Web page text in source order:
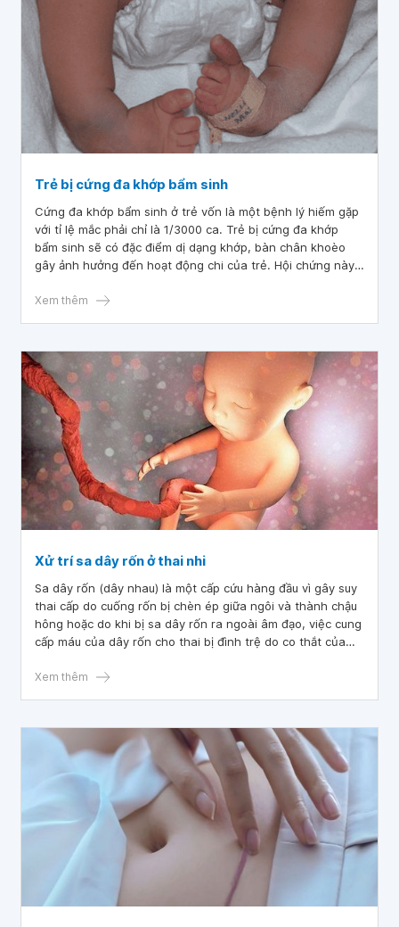
Trẻ bị cứng đa khớp bẩm sinh
Cứng đa khớp bẩm sinh ở trẻ vốn là một bệnh lý hiếm gặp
với tỉ lệ mắc phải chỉ là 1/3000 ca. Trẻ bị cứng đa khớp
bẩm sinh sẽ có đặc điểm dị dạng khớp, bàn chân khoèo
gây ảnh hưởng đến hoạt động chi của trẻ. Hội chứng này
tháng cuối thai kỳ.
Xem thêm
Xử trí sa dây rốn ở thai nhi
Sa dây rốn (dây nhau) là một cấp cứu hàng đầu vì gây suy
thai cấp do cuống rốn bị chèn ép giữa ngôi và thành chậu
hông hoặc do khi bị sa dây rốn ra ngoài âm đạo, việc cung
cấp máu của dây rốn cho thai bị đình trệ do co thắt của
tình trạng sa dây rốn có thể gây nguy hiểm cho cả mẹ và
Xem thêm